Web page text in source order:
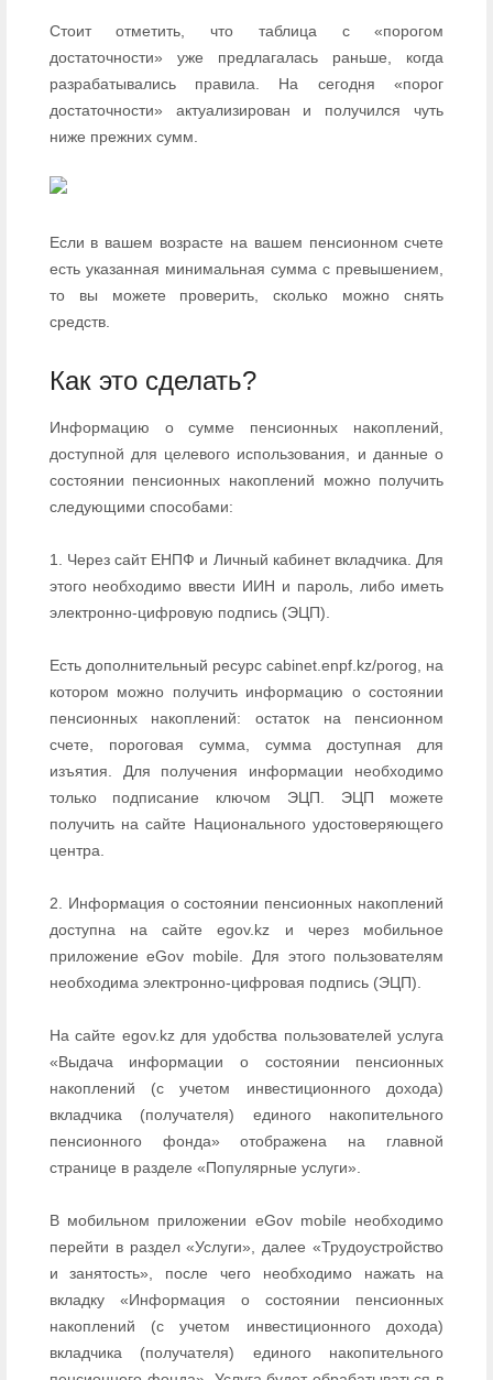
Стоит отметить, что таблица с «порогом
достаточности» уже предлагалась раньше, когда
разрабатывались правила. На сегодня «порог
достаточности» актуализирован и получился чуть
ниже прежних сумм.
Если в вашем возрасте на вашем пенсионном счете
есть указанная минимальная сумма с превышением,
то вы можете проверить, сколько можно снять
средств.
Как это сделать?
Информацию о сумме пенсионных накоплений,
доступной для целевого использования, и данные о
состоянии пенсионных накоплений можно получить
следующими способами:
1. Через сайт ЕНПФ и Личный кабинет вкладчика. Для
этого необходимо ввести ИИН и пароль, либо иметь
электронно-цифровую подпись (ЭЦП).
Есть дополнительный ресурс cabinet.enpf.kz/porog, на
котором можно получить информацию о состоянии
пенсионных накоплений: остаток на пенсионном
счете, пороговая сумма, сумма доступная для
изъятия. Для получения информации необходимо
только подписание ключом ЭЦП. ЭЦП можете
получить на сайте Национального удостоверяющего
центра.
2. Информация о состоянии пенсионных накоплений
доступна на сайте egov.kz и через мобильное
приложение eGov mobile. Для этого пользователям
необходима электронно-цифровая подпись (ЭЦП).
На сайте egov.kz для удобства пользователей услуга
«Выдача информации о состоянии пенсионных
накоплений (с учетом инвестиционного дохода)
вкладчика (получателя) единого накопительного
пенсионного фонда» отображена на главной
странице в разделе «Популярные услуги».
В мобильном приложении eGov mobile необходимо
перейти в раздел «Услуги», далее «Трудоустройство
и занятость», после чего необходимо нажать на
вкладку «Информация о состоянии пенсионных
накоплений (с учетом инвестиционного дохода)
вкладчика (получателя) единого накопительного